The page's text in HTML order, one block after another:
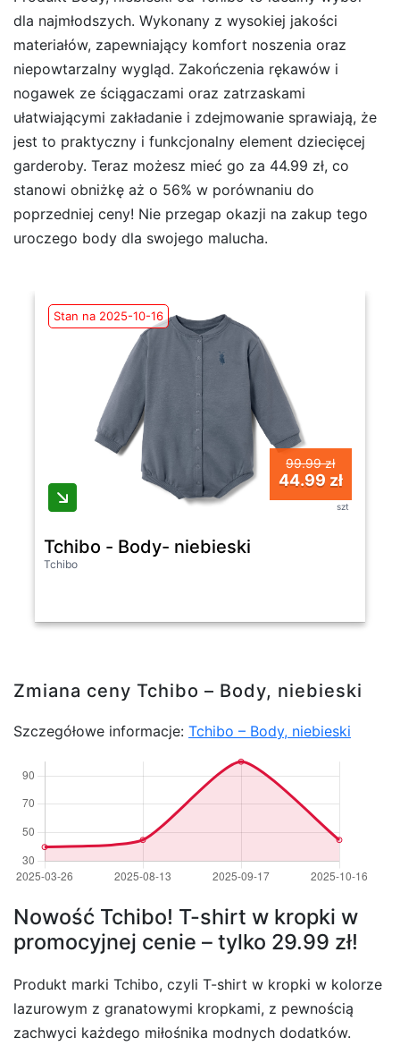
dla najmłodszych. Wykonany z wysokiej jakości
materiałów, zapewniający komfort noszenia oraz
niepowtarzalny wygląd. Zakończenia rękawów i
nogawek ze ściągaczami oraz zatrzaskami
ułatwiającymi zakładanie i zdejmowanie sprawiają, że
jest to praktyczny i funkcjonalny element dziecięcej
garderoby. Teraz możesz mieć go za 44.99 zł, co
stanowi obniżkę aż o 56% w porównaniu do
poprzedniej ceny! Nie przegap okazji na zakup tego
uroczego body dla swojego malucha.
Stan na 2025-10-16
99.99 zł
44.99 zł
szt
Tchibo - Body- niebieski
Tchibo
Zmiana ceny Tchibo – Body, niebieski
Szczegółowe informacje: Tchibo – Body, niebieski
Nowość Tchibo! T-shirt w kropki w
promocyjnej cenie – tylko 29.99 zł!
Produkt marki Tchibo, czyli T-shirt w kropki w kolorze
lazurowym z granatowymi kropkami, z pewnością
zachwyci każdego miłośnika modnych dodatków.